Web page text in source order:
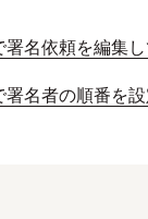
名依頼を編集
名者の順番を